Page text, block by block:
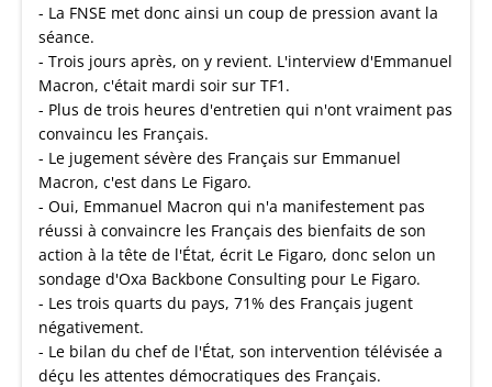
- La FNSE met donc ainsi un coup de pression avant la
séance.
- Trois jours après, on y revient. L'interview d'Emmanuel
Macron, c'était mardi soir sur TF1.
- Plus de trois heures d'entretien qui n'ont vraiment pas
convaincu les Français.
- Le jugement sévère des Français sur Emmanuel
Macron, c'est dans Le Figaro.
- Oui, Emmanuel Macron qui n'a manifestement pas
réussi à convaincre les Français des bienfaits de son
action à la tête de l'État, écrit Le Figaro, donc selon un
sondage d'Oxa Backbone Consulting pour Le Figaro.
- Les trois quarts du pays, 71% des Français jugent
négativement.
- Le bilan du chef de l'État, son intervention télévisée a
déçu les attentes démocratiques des Français.